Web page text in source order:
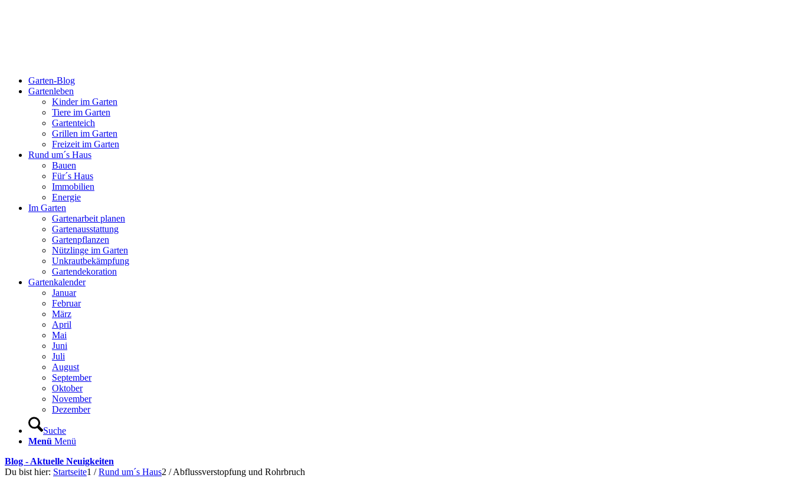
Garten-Blog
Gartenleben
Kinder im Garten
Tiere im Garten
Gartenteich
Grillen im Garten
Freizeit im Garten
Rund um´s Haus
Bauen
Für´s Haus
Immobilien
Energie
Im Garten
Gartenarbeit planen
Gartenausstattung
Gartenpflanzen
Nützlinge im Garten
Unkrautbekämpfung
Gartendekoration
Gartenkalender
Januar
Februar
März
April
Mai
Juni
Juli
August
September
Oktober
November
Dezember
Suche
Menü Menü
Blog - Aktuelle Neuigkeiten
Du bist hier: Startseite1 / Rund um´s Haus2 / Abflussverstopfung und Rohrbruch